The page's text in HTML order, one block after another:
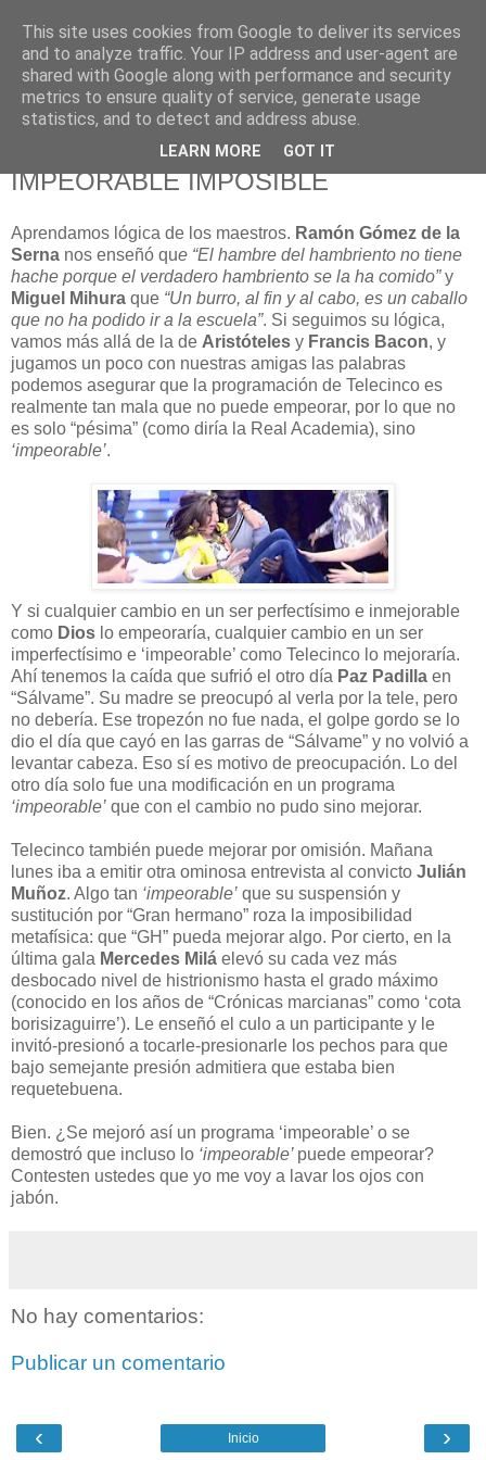
625 RANAS
LA TELEVISIÓN DESDE EL PUNTO DE VISTA BATRACIO
IMPEORABLE IMPOSIBLE
Aprendamos lógica de los maestros. Ramón Gómez de la
Serna nos enseñó que “El hambre del hambriento no tiene
hache porque el verdadero hambriento se la ha comido”y
Miguel Mihura que “Un burro, al fin y al cabo, es un caballo
que no ha podido ir a la escuela”. Si seguimos su lógica,
vamos más allá de la de Aristóteles y Francis Bacon, y
jugamos un poco con nuestras amigas las palabras
podemos asegurar que la programación de Telecinco es
realmente tan mala que no puede empeorar, por lo que no
es solo “pésima” (como diría la Real Academia), sino
‘impeorable’.
Y si cualquier cambio en un ser perfectísimo e inmejorable
como Dios lo empeoraría, cualquier cambio en un ser
imperfectísimo e ‘impeorable’ como Telecinco lo mejoraría.
Ahí tenemos la caída que sufrió el otro día Paz Padilla en
“Sálvame”. Su madre se preocupó al verla por la tele, pero
no debería. Ese tropezón no fue nada, el golpe gordo se lo
dio el día que cayó en las garras de “Sálvame” y no volvió a
levantar cabeza. Eso sí es motivo de preocupación. Lo del
otro día solo fue una modificación en un programa
‘impeorable’ que con el cambio no pudo sino mejorar.
Telecinco también puede mejorar por omisión. Mañana
lunes iba a emitir otra ominosa entrevista al convicto Julián
Muñoz. Algo tan ‘impeorable’ que su suspensión y
sustitución por “Gran hermano” roza la imposibilidad
metafísica: que “GH” pueda mejorar algo. Por cierto, en la
última gala Mercedes Milá elevó su cada vez más
desbocado nivel de histrionismo hasta el grado máximo
(conocido en los años de “Crónicas marcianas” como ‘cota
borisizaguirre’). Le enseñó el culo a un participante y le
invitó-presionó a tocarle-presionarle los pechos para que
bajo semejante presión admitiera que estaba bien
requetebuena.
Bien. ¿Se mejoró así un programa ‘impeorable’ o se
demostró que incluso lo ‘impeorable’ puede empeorar?
Contesten ustedes que yo me voy a lavar los ojos con
jabón.
No hay comentarios:
Publicar un comentario
‹ ›
Inicio
This site uses cookies from Google to deliver its services
and to analyze traffic. Your IP address and user-agent are
shared with Google along with performance and security
metrics to ensure quality of service, generate usage
statistics, and to detect and address abuse.
LEARN MORE GOT IT